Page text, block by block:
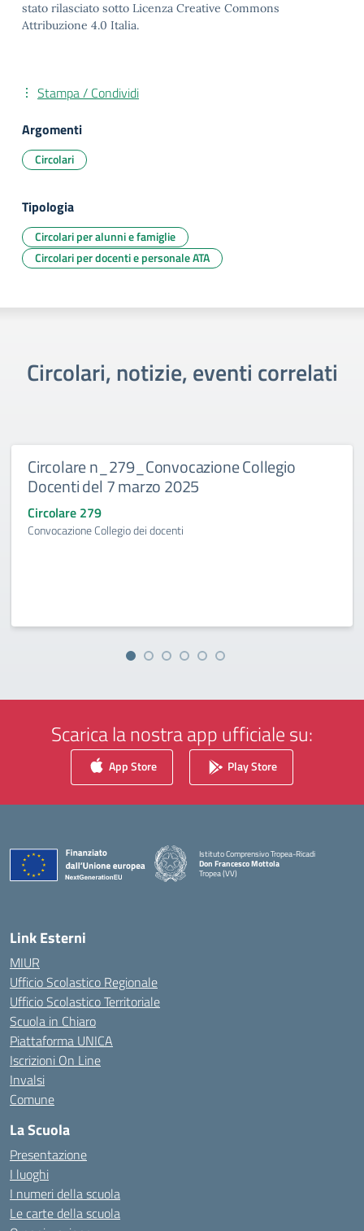
stato rilasciato sotto Licenza Creative Commons
Attribuzione 4.0 Italia.
Stampa / Condividi
Argomenti
Circolari
Tipologia
Circolari per alunni e famiglie
Circolari per docenti e personale ATA
Circolari, notizie, eventi correlati
Circolare n_279_Convocazione Collegio
Docenti del 7 marzo 2025
Circolare 279
Convocazione Collegio dei docenti
Scarica la nostra app ufficiale su:
App Store Play Store
Istituto Comprensivo Tropea-Ricadi
Don Francesco Mottola
Tropea (VV)
— Visita la pagina iniziale della scuola
Link Esterni
MIUR
Ufficio Scolastico Regionale
Ufficio Scolastico Territoriale
Scuola in Chiaro
Piattaforma UNICA
Iscrizioni On Line
Invalsi
Comune
La Scuola
Presentazione
I luoghi
I numeri della scuola
Le carte della scuola